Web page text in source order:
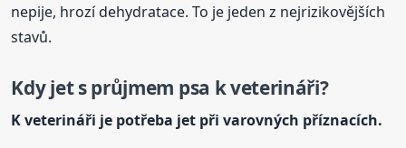
nepije, hrozí dehydratace. To je jeden z nejrizikovějších
stavů.
Kdy jet s průjmem psa k veterináři?
K veterináři je potřeba jet při varovných příznacích.